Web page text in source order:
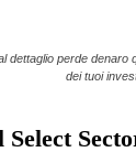
dettaglio perde
dei tuoi
Select